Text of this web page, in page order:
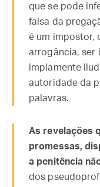
que se pode
falsa da
é um impostor,
arrogância, ser
impiamente
autoridade da
palavras.
As revelações
promessas,
a penitência
dos